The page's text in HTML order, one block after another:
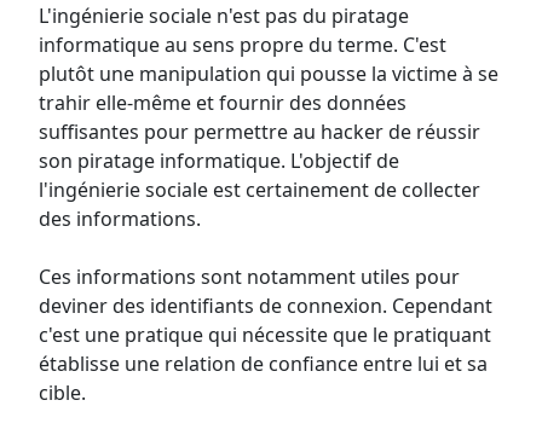
L'ingénierie sociale n'est pas du piratage
informatique au sens propre du terme. C'est
plutôt une manipulation qui pousse la victime à se
trahir elle-même et fournir des données
suffisantes pour permettre au hacker de réussir
son piratage informatique. L'objectif de
l'ingénierie sociale est certainement de collecter
des informations.
Ces informations sont notamment utiles pour
deviner des identifiants de connexion. Cependant
c'est une pratique qui nécessite que le pratiquant
établisse une relation de confiance entre lui et sa
cible.